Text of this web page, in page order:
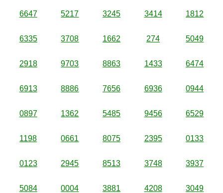
6647 5217 3245 3414 1812
6335 3708 1662 274 5049
2918 9703 8863 1433 6474
6913 8886 7656 6936 0944
0897 1362 5485 9456 6529
1198 0661 8075 2395 0133
0123 2945 8513 3748 3937
5084 0004 3881 4208 3049